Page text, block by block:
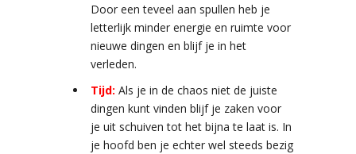
Door een teveel aan spullen heb je
letterlijk minder energie en ruimte voor
nieuwe dingen en blijf je in het
verleden.
Tijd: Als je in de chaos niet de juiste
dingen kunt vinden blijf je zaken voor
je uit schuiven tot het bijna te laat is. In
je hoofd ben je echter wel steeds bezig